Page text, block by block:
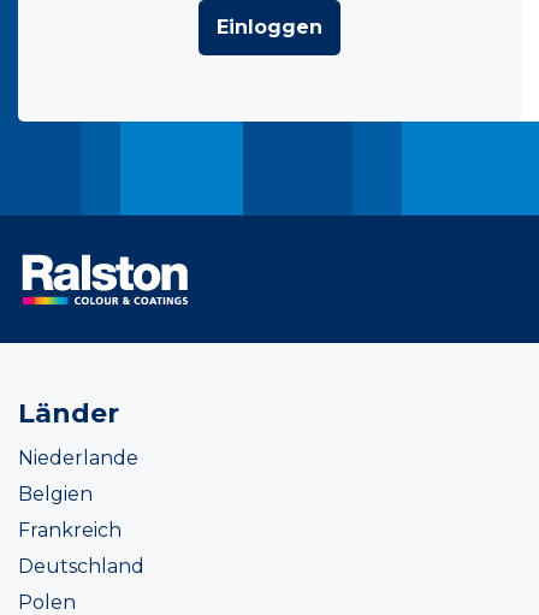
Einloggen
Länder
Niederlande
Belgien
Frankreich
Deutschland
Polen